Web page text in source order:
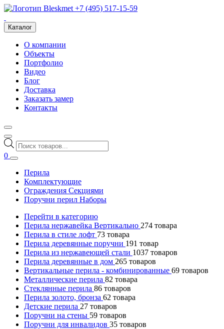
+7 (495) 517-15-59
Каталог
О компании
Объекты
Портфолио
Видео
Блог
Доставка
Заказать замер
Контакты
Поиск
товаров
0
Перила
Комплектующие
Ограждения Секциями
Поручни перил Наборы
Перейти в категорию
Перила нержавейка Вертикально 274 товара
Перила в стиле лофт 73 товара
Перила деревянные поручни 191 товар
Перила из нержавеющей стали 1037 товаров
Перила деревянные в дом 265 товаров
Вертикальные перила - комбинированные 69 товаров
Металлические перила 82 товара
Стеклянные перила 86 товаров
Перила золото, бронза 62 товара
Детские перила 27 товаров
Поручни на стены 59 товаров
Поручни для инвалидов 35 товаров